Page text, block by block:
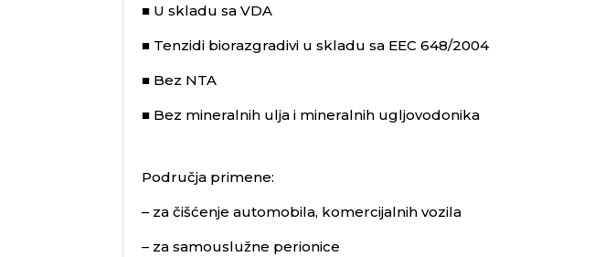
■ U skladu sa VDA
■ Tenzidi biorazgradivi u skladu sa EEC 648/2004
■ Bez NTA
■ Bez mineralnih ulja i mineralnih ugljovodonika
Područja primene:
– za čišćenje automobila, komercijalnih vozila
– za samouslužne perionice